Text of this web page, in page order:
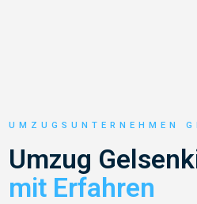
UMZUGSUNTERNEHMEN
Umzug
mit Erfahren